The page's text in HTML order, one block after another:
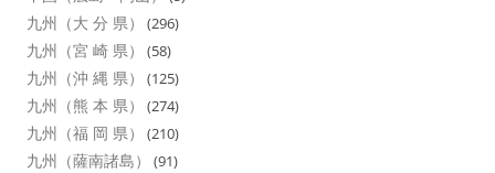
九州（大 分 県） (296)
九州（宮 崎 県） (58)
九州（沖 縄 県） (125)
九州（熊 本 県） (274)
九州（福 岡 県） (210)
九州（薩南諸島） (91)